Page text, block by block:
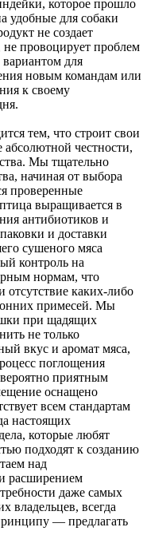
которое прошло
удобные для собаки
не создает
провоцирует проблем
для
новым командам или
к своему
тем, что строит свои
честности,
Мы тщательно
начиная от выбора
проверенные
выращивается в
антибиотиков и
и доставки
сушеного мяса
контроль на
нормам, что
отсутствие каких-либо
примесей. Мы
при щадящих
не только
вкус и аромат мяса,
поглощения
приятным
оснащено
всем стандартам
настоящих
которые любят
подходят к созданию
над
расширением
даже самых
владельцев, всегда
— предлагать